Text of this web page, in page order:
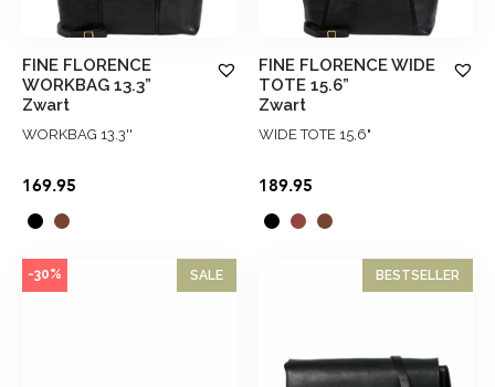
FINE FLORENCE
WORKBAG 13.3”
Zwart
WORKBAG 13.3''
169.95
FINE FLORENCE WIDE
TOTE 15.6”
Zwart
WIDE TOTE 15,6"
189.95
SALE
-30% BESTSELLER